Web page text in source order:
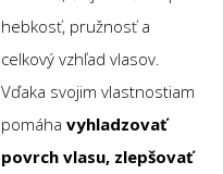
hebkosť, pružnosť a
celkový vzhľad vlasov.
Vďaka svojim vlastnostiam
pomáha vyhladzovať
povrch vlasu, zlepšovať